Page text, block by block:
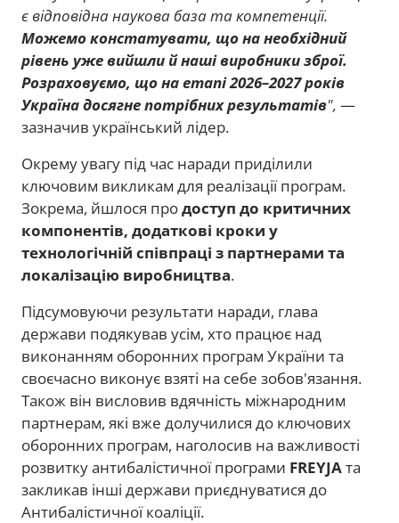
є відповідна наукова база та компетенції.
Можемо констатувати, що на необхідний
рівень уже вийшли й наші виробники зброї.
Розраховуємо, що на етапі 2026–2027 років
Україна досягне потрібних результатів", —
зазначив український лідер.
Окрему увагу під час наради приділили
ключовим викликам для реалізації програм.
Зокрема, йшлося продоступ до критичних
компонентів, додаткові кроки у
технологічній співпраці з партнерами та
локалізацію виробництва.
Підсумовуючи результати наради, глава
держави подякував усім, хто працює над
виконанням оборонних програм України та
своєчасно виконує взяті на себе зобов'язання.
Також він висловив вдячність міжнародним
партнерам, які вже долучилися до ключових
оборонних програм, наголосив на важливості
розвитку антибалістичної програми FREYJAта
закликав інші держави приєднуватися до
Антибалістичної коаліції.